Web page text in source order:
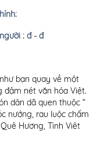
: đ - đ
bạn quay về một
đậm nét văn hóa Việt.
dân dã quen thuộc “
nướng, rau luộc chấm
Hương, Tình Viêt